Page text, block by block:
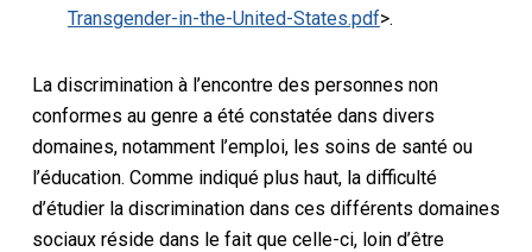
Transgender-in-the-United-States.pdf>.
La discrimination à l’encontre des personnes non
conformes au genre a été constatée dans divers
domaines, notamment l’emploi, les soins de santé ou
l’éducation. Comme indiqué plus haut, la difficulté
d’étudier la discrimination dans ces différents domaines
sociaux réside dans le fait que celle-ci, loin d’être